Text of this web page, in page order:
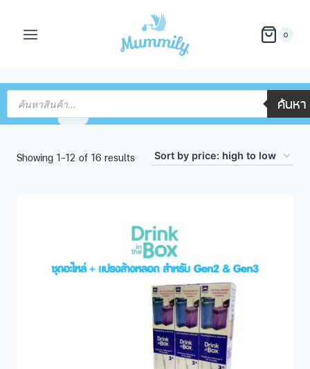
0
ค้นหา
Showing 1–12 of 16 results